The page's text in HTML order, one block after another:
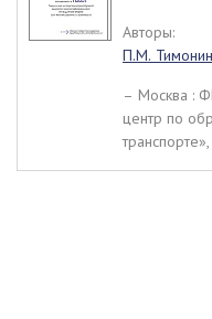
Авторы:
П.М. Тимонин
– Москва :
центр по